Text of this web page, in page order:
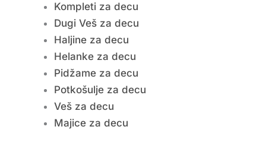
Kompleti za decu
Dugi Veš za decu
Haljine za decu
Helanke za decu
Pidžame za decu
Potkošulje za decu
Veš za decu
Majice za decu